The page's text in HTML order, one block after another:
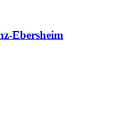
Ebersheim